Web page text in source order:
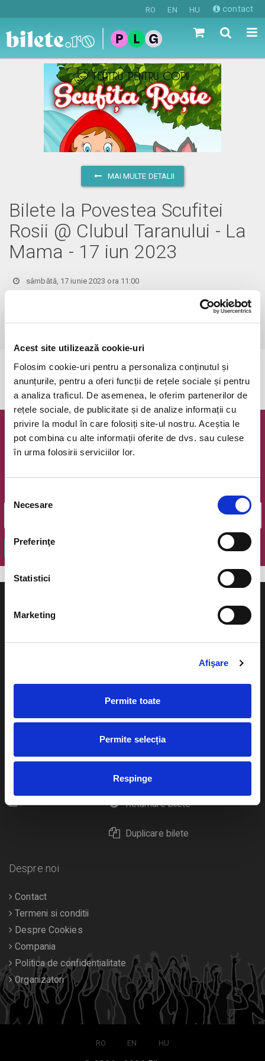
Acest site utilizează cookie-uri
Folosim cookie-uri pentru a personaliza conținutul și
anunțurile, pentru a oferi funcții de rețele sociale și pentru
a analiza traficul. De asemenea, le oferim partenerilor de
rețele sociale, de publicitate și de analize informații cu
privire la modul în care folosiți site-ul nostru. Aceștia le
pot combina cu alte informații oferite de dvs. sau culese
în urma folosirii serviciilor lor.
consimțământului
Necesare
Preferinţe
Statistici
Marketing
Afişare
Permite toate
Permite selecția
Respinge
RO EN HU contact
MAI MULTE DETALII
Bilete la Povestea Scufitei
Rosii @ Clubul Taranului - La
Mama - 17 iun 2023
sâmbătă, 17 iunie 2023 ora 11:00
Evenimentul a expirat.
Newsletter @ Bilete.ro
OK
Cum comand bilete?
eBilet printat acasa
Livrare prin curier
Returnare bilete
Duplicare bilete
Cultura
Calendar
Despre noi
Contact
Termeni si conditii
Despre Cookies
Compania
Politica de confidentialitate
Organizatori
RO EN HU